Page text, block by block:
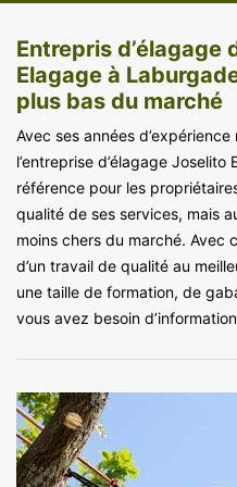
Entrepris d’élagage
Elagage à
plus bas du marché
Avec ses années
l’entreprise d’élagage
référence pour les
qualité de ses services, mais
moins chers du marché. Avec
d’un travail de qualité au
une taille de formation, de
vous avez besoin